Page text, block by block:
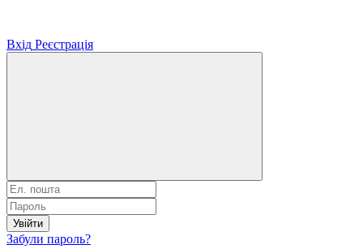
Вхід Реєстрація
Увійти
Забули пароль?